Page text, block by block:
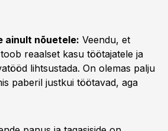
ainult nõuetele: Veendu, et
reaalset kasu töötajatele ja
lihtsustada. On olemas palju
paberil justkui töötavad, aga